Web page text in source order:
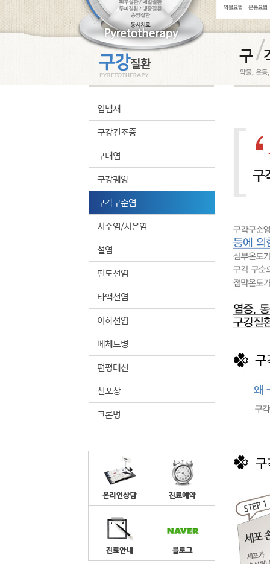
입냄새
구강건조증
구내염
구강궤양
구각구순염
치주염/치은염
설염
편도선염
타액선염
이하선염
베체트병
편평태선
천포창
크론병